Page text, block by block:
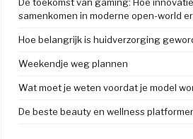
De toekomst van gaming: Hoe
samenkomen in moderne open-world
Hoe belangrijk is huidverzorging
Weekendje weg plannen
Wat moet je weten voordat je model
De beste beauty en wellness